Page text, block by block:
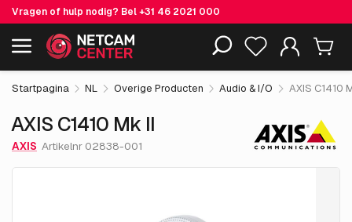
Vragen of hulp nodig? Bel+31 46 2021 000
Inclusief EOL-producten
AXIS C1410 Mk II € 360.
excl. BTW
Startpagina NL Overige Producten Audio & I/O AXIS C1410
AXIS C1410 Mk II
AXIS Artikelnr 02838-001